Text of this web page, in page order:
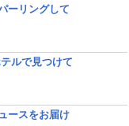
ーリングして
ルで見つけて
ースをお届け